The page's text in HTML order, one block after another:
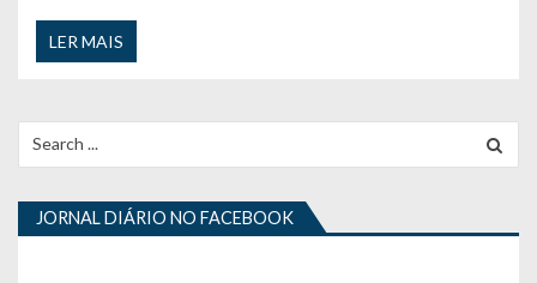
LER MAIS
for:
JORNAL DIÁRIO NO FACEBOOK